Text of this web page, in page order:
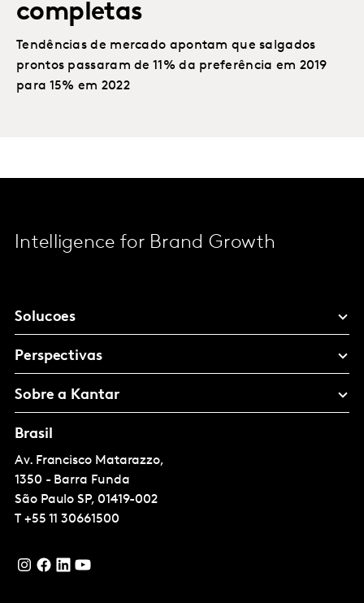
completas
Tendências de mercado apontam que salgados
prontos passaram de 11% da preferência em 2019
para 15% em 2022
Intelligence for Brand Growth
Solucoes
Perspectivas
Sobre a Kantar
Brasil
Av. Francisco Matarazzo,
1350 - Barra Funda
São Paulo SP, 01419-002
T +55 11 30661500